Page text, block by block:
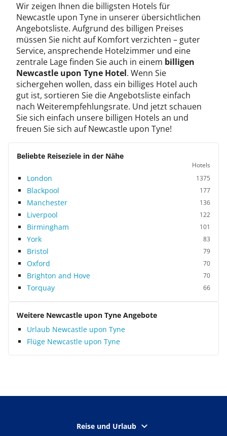
Wir zeigen Ihnen die billigsten Hotels für
Newcastle upon Tyne in unserer übersichtlichen
Angebotsliste. Aufgrund des billigen Preises
müssen Sie nicht auf Komfort verzichten – guter
Service, ansprechende Hotelzimmer und eine
zentrale Lage finden Sie auch in einem billigen
Newcastle upon Tyne Hotel. Wenn Sie
sichergehen wollen, dass ein billiges Hotel auch
gut ist, sortieren Sie die Angebotsliste einfach
nach Weiterempfehlungsrate. Und jetzt schauen
Sie sich einfach unsere billigen Hotels an und
freuen Sie sich auf Newcastle upon Tyne!
Beliebte Reiseziele in der Nähe
Hotels
London 1375
Blackpool 177
Manchester 136
Liverpool 122
Birmingham 101
York 83
Bristol 79
Oxford 70
Brighton and Hove 70
Torquay 66
Weitere Newcastle upon Tyne Angebote
Urlaub Newcastle upon Tyne
Flüge Newcastle upon Tyne
Reise und Urlaub